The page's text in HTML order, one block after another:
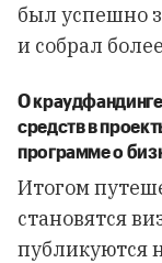
был успешно
и собрал
О
средств в
программе о
Итогом
становятся
публикуются